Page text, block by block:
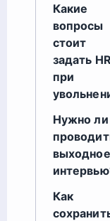
Какие
вопросы
стоит
задать HR
при
Нужно ли
выходное
Как